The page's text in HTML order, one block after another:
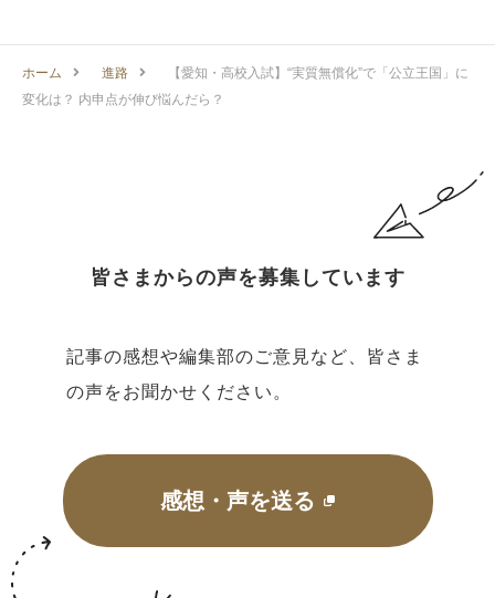
ホーム 進路
【愛知・高校入試】“実質無償化”で「公立王国」に
変化は？ 内申点が伸び悩んだら？
皆さまからの声を募集しています
記事の感想や編集部のご意見など、皆さま
の声をお聞かせください。
感想・声を送る